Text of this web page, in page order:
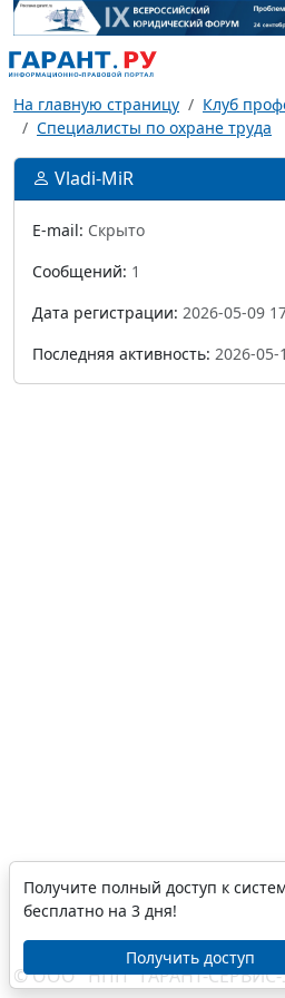
На главную страницу
Клуб
Специалисты по охране труда
Vladi-MiR
E-mail: Скрыто
Сообщений: 1
Дата регистрации: 2026-05-09
Последняя активность: 2026-05-
© ООО "НПП "ГАРАНТ-СЕРВИС-
Получите полный доступ к
бесплатно на 3 дня!
Получить доступ